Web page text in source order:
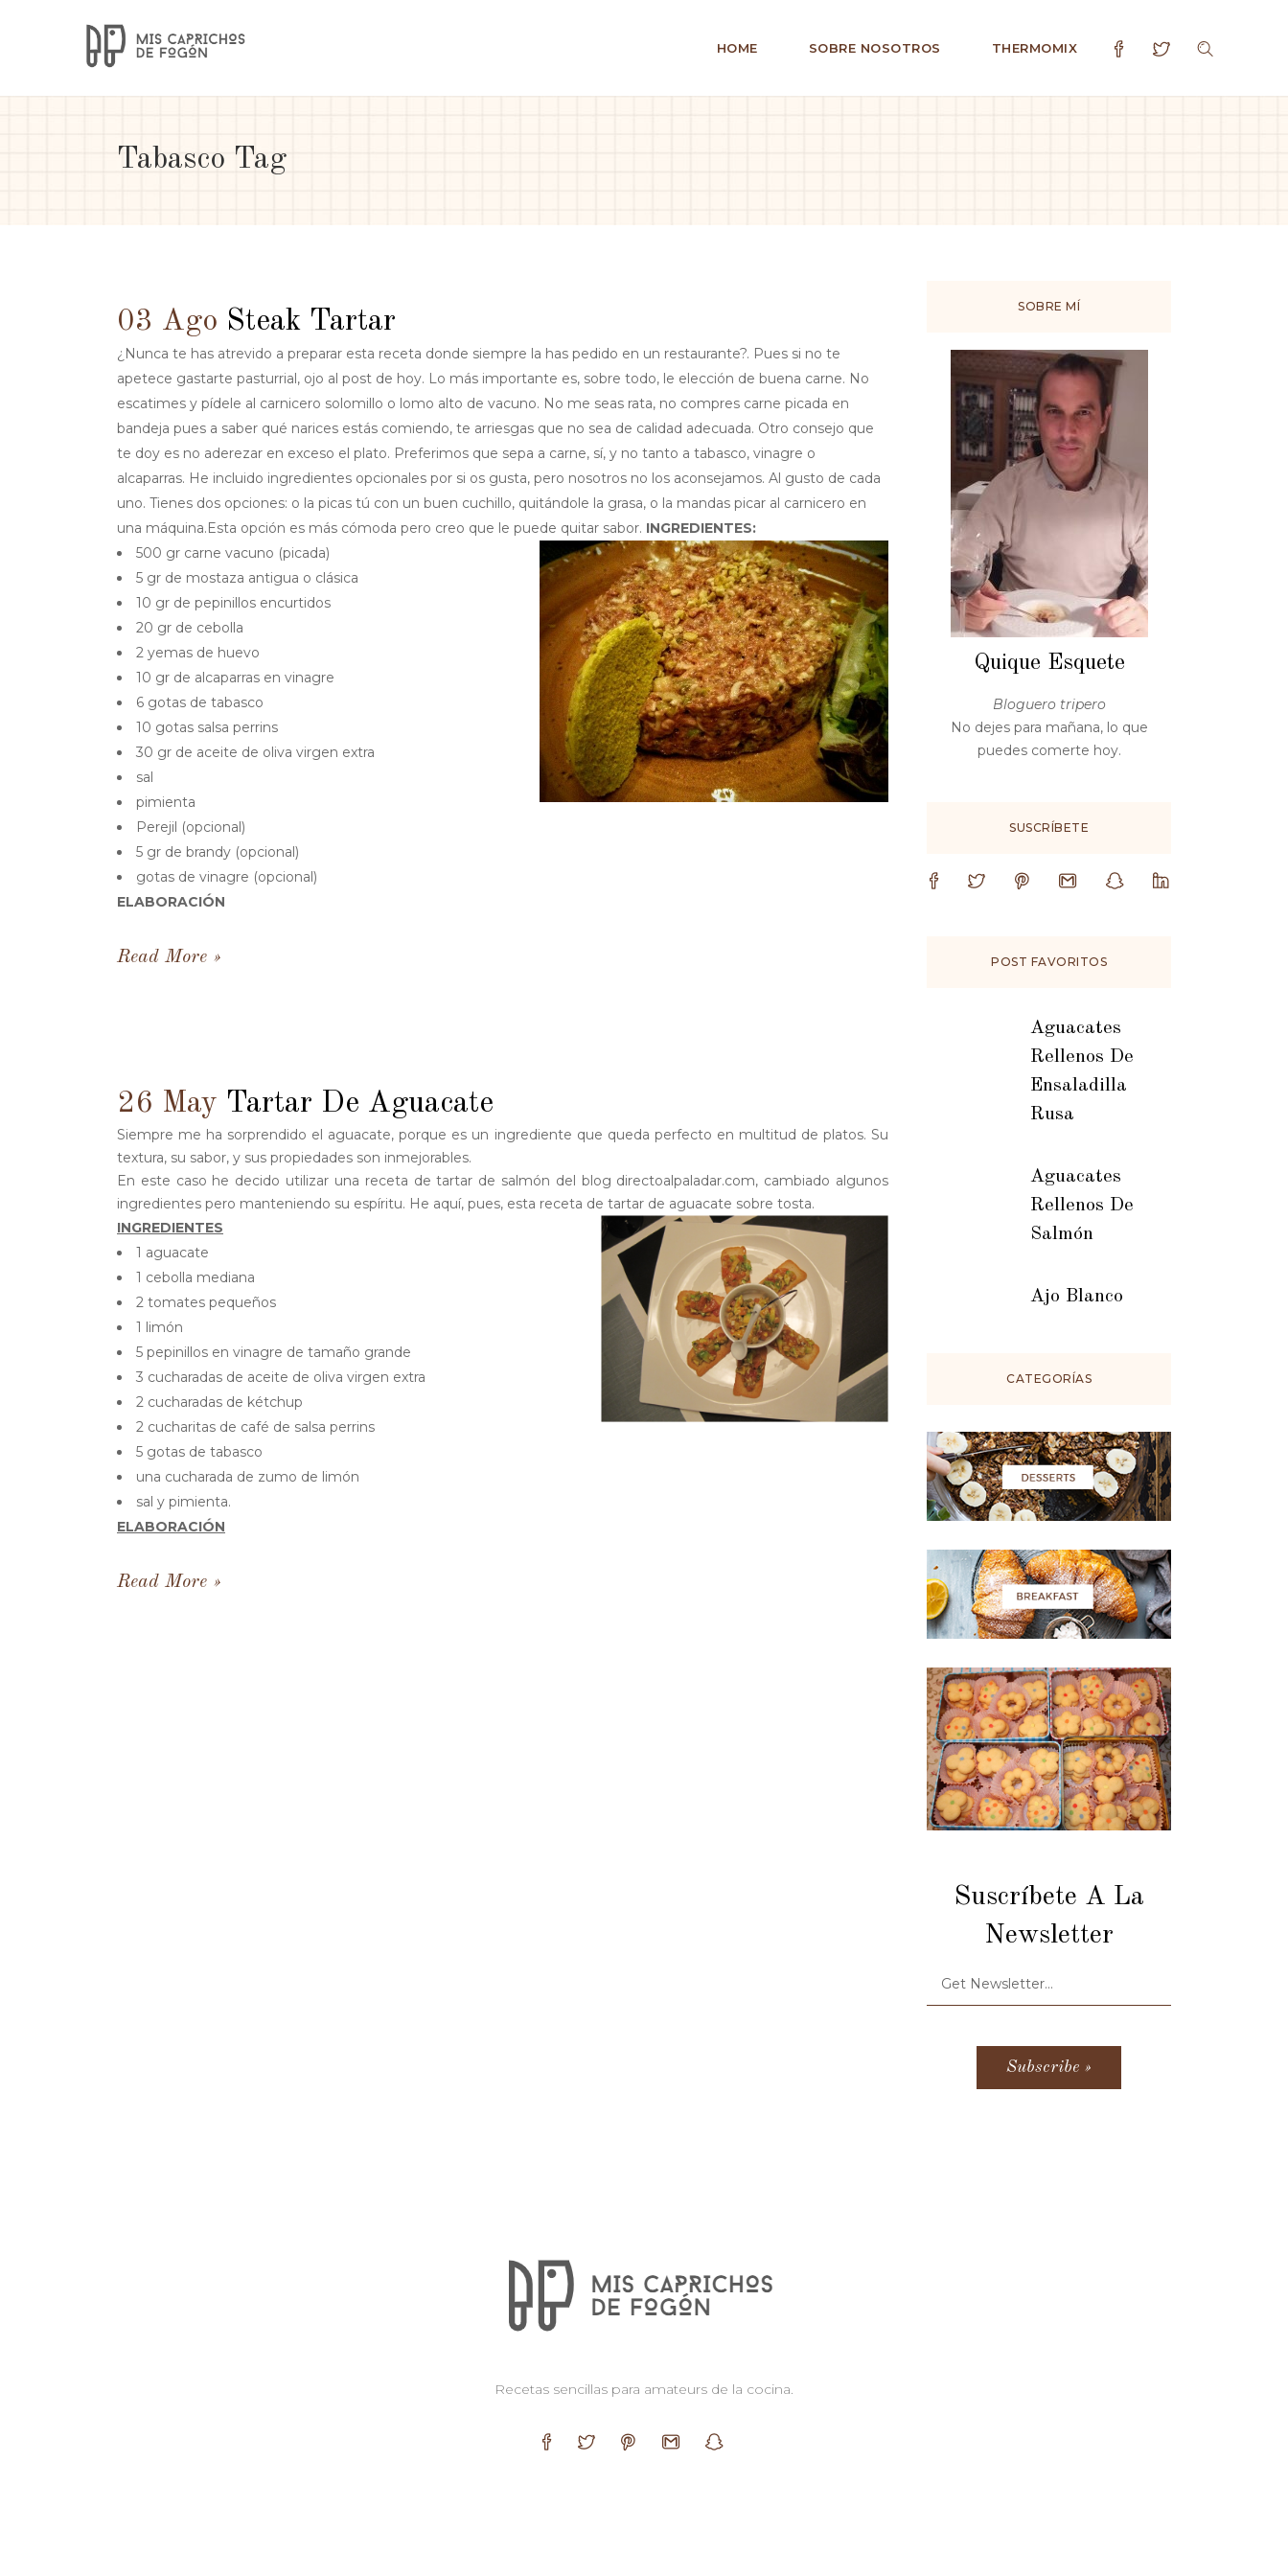
HOME SOBRE NOSOTROS THERMOMIX
Tabasco Tag
03 Ago Steak Tartar
¿Nunca te has atrevido a preparar esta receta donde siempre la has pedido en un restaurante?. Pues si no te
apetece gastarte pasturrial, ojo al post de hoy. Lo más importante es, sobre todo, le elección de buena carne. No
escatimes y pídele al carnicero solomillo o lomo alto de vacuno. No me seas rata, no compres carne picada en
bandeja pues a saber qué narices estás comiendo, te arriesgas que no sea de calidad adecuada. Otro consejo que
te doy es no aderezar en exceso el plato. Preferimos que sepa a carne, sí, y no tanto a tabasco, vinagre o
alcaparras. He incluido ingredientes opcionales por si os gusta, pero nosotros no los aconsejamos. Al gusto de cada
uno. Tienes dos opciones: o la picas tú con un buen cuchillo, quitándole la grasa, o la mandas picar al carnicero en
una máquina.Esta opción es más cómoda pero creo que le puede quitar sabor. INGREDIENTES:
500 gr carne vacuno (picada)
5 gr de mostaza antigua o clásica
10 gr de pepinillos encurtidos
20 gr de cebolla
2 yemas de huevo
10 gr de alcaparras en vinagre
6 gotas de tabasco
10 gotas salsa perrins
30 gr de aceite de oliva virgen extra
sal
pimienta
Perejil (opcional)
5 gr de brandy (opcional)
gotas de vinagre (opcional)
ELABORACIÓN
Read More
26 May Tartar De Aguacate
Siempre me ha sorprendido el aguacate, porque es un ingrediente que queda perfecto en multitud de platos. Su
textura, su sabor, y sus propiedades son inmejorables.
En este caso he decido utilizar una receta de tartar de salmón del blog directoalpaladar.com, cambiado algunos
ingredientes pero manteniendo su espíritu. He aquí, pues, esta receta de tartar de aguacate sobre tosta.
INGREDIENTES
1 aguacate
1 cebolla mediana
2 tomates pequeños
1 limón
5 pepinillos en vinagre de tamaño grande
3 cucharadas de aceite de oliva virgen extra
2 cucharadas de kétchup
2 cucharitas de café de salsa perrins
5 gotas de tabasco
una cucharada de zumo de limón
sal y pimienta.
ELABORACIÓN
Read More
SOBRE MÍ
Quique Esquete
Bloguero tripero
No dejes para mañana, lo que
puedes comerte hoy.
SUSCRÍBETE
POST FAVORITOS
Aguacates
Rellenos De
Ensaladilla
Rusa
Aguacates
Rellenos De
Salmón
Ajo Blanco
CATEGORÍAS
Suscríbete A La
Newsletter
Recetas sencillas para amateurs de la cocina.